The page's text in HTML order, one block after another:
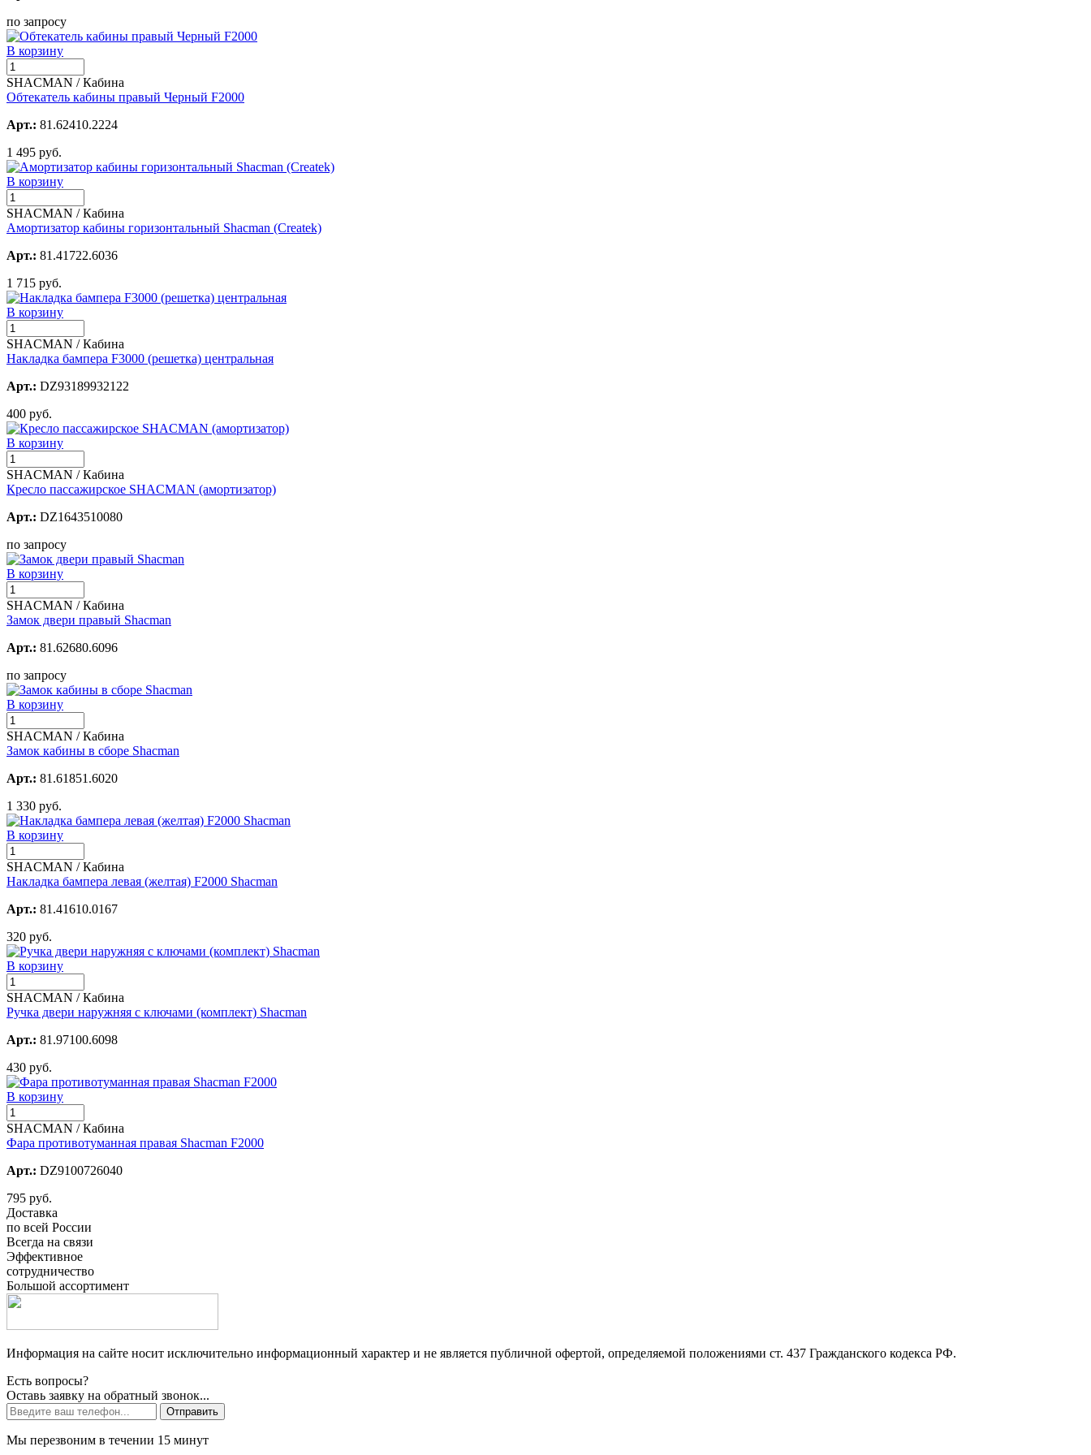
по запросу
В корзину
SHACMAN / Кабина
Обтекатель кабины правый Черный F2000
Арт.: 81.62410.2224
1 495 руб.
В корзину
SHACMAN / Кабина
Амортизатор кабины горизонтальный Shacman (Createk)
Арт.: 81.41722.6036
1 715 руб.
В корзину
SHACMAN / Кабина
Накладка бампера F3000 (решетка) центральная
Арт.: DZ93189932122
400 руб.
В корзину
SHACMAN / Кабина
Кресло пассажирское SHACMAN (амортизатор)
Арт.: DZ1643510080
по запросу
В корзину
SHACMAN / Кабина
Замок двери правый Shacman
Арт.: 81.62680.6096
по запросу
В корзину
SHACMAN / Кабина
Замок кабины в сборе Shacman
Арт.: 81.61851.6020
1 330 руб.
В корзину
SHACMAN / Кабина
Накладка бампера левая (желтая) F2000 Shacman
Арт.: 81.41610.0167
320 руб.
В корзину
SHACMAN / Кабина
Ручка двери наружняя с ключами (комплект) Shacman
Арт.: 81.97100.6098
430 руб.
В корзину
SHACMAN / Кабина
Фара противотуманная правая Shacman F2000
Арт.: DZ9100726040
795 руб.
Доставка
по всей России
Всегда на связи
Эффективное
сотрудничество
Большой ассортимент
Информация на сайте носит исключительно информационный характер и не является публичной офертой, определяемой положениями ст. 437 Гражданского кодекса РФ.
Есть вопросы?
Оставь заявку на обратный звонок...
Отправить
Мы перезвоним в течении 15 минут